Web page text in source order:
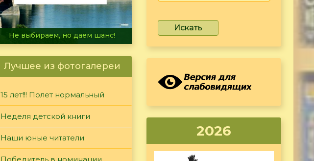
В огне не горит, в воде не тонет
Лучшее из фотогалереи
15 лет!!! Полет нормальный
Неделя детской книги
Наши юные читатели
Искать
2026